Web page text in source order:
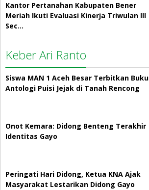
Kantor Pertanahan Kabupaten Bener
Meriah Ikuti Evaluasi Kinerja Triwulan III
Sec…
Keber Ari Ranto
Siswa MAN 1 Aceh Besar Terbitkan Buku
Antologi Puisi Jejak di Tanah Rencong
Onot Kemara: Didong Benteng Terakhir
Identitas Gayo
Peringati Hari Didong, Ketua KNA Ajak
Masyarakat Lestarikan Didong Gayo